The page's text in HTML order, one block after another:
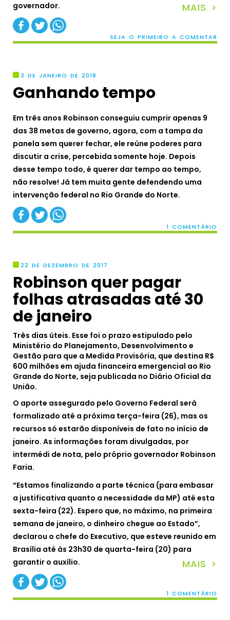
governador.
MAIS >
SEJA O PRIMEIRO A COMENTAR
3 DE JANEIRO DE 2018
Ganhando tempo
Em três anos Robinson conseguiu cumprir apenas 9
das 38 metas de governo, agora, com a tampa da
panela sem querer fechar, ele reúne poderes para
discutir a crise, percebida somente hoje. Depois
desse tempo todo, é querer dar tempo ao tempo,
não resolve! Já tem muita gente defendendo uma
intervenção federal no Rio Grande do Norte.
1 COMENTÁRIO
22 DE DEZEMBRO DE 2017
Robinson quer pagar
folhas atrasadas até 30
de janeiro
Três dias úteis. Esse foi o prazo estipulado pelo
Ministério do Planejamento, Desenvolvimento e
Gestão para que a Medida Provisória, que destina R$
600 milhões em ajuda financeira emergencial ao Rio
Grande do Norte, seja publicada no Diário Oficial da
União.
O aporte assegurado pelo Governo Federal será
formalizado até a próxima terça-feira (26), mas os
recursos só estarão disponíveis de fato no início de
janeiro. As informações foram divulgadas, por
intermédi de nota, pelo próprio governador Robinson
Faria.
“Estamos finalizando a parte técnica (para embasar
a justificativa quanto a necessidade da MP) até esta
sexta-feira (22). Espero que, no máximo, na primeira
semana de janeiro, o dinheiro chegue ao Estado”,
declarou o chefe do Executivo, que esteve reunido em
Brasília até às 23h30 de quarta-feira (20) para
garantir o auxílio.
MAIS >
1 COMENTÁRIO